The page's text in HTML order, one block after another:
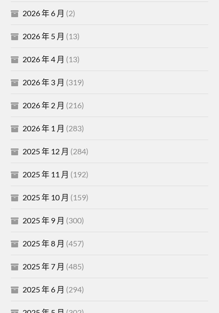
2026 年 6 月 (2)
2026 年 5 月 (13)
2026 年 4 月 (13)
2026 年 3 月 (319)
2026 年 2 月 (216)
2026 年 1 月 (283)
2025 年 12 月 (284)
2025 年 11 月 (192)
2025 年 10 月 (159)
2025 年 9 月 (300)
2025 年 8 月 (457)
2025 年 7 月 (485)
2025 年 6 月 (294)